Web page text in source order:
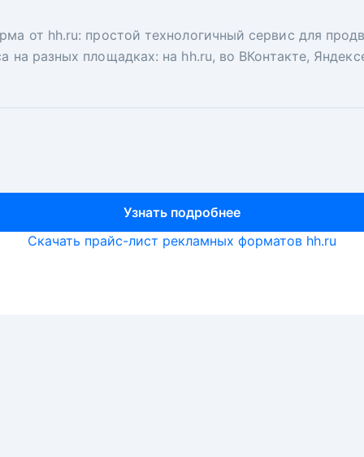
от hh.ru: простой технологичный сервис для
на разных площадках: на hh.ru, во ВКонтакте,
Узнать подробнее
вакансий на главной странице hh.ru.
ключ. Решите, сколько кандидатов и когда вам
рекрутеры и проектные менеджеры hh.ru с
Узнать подробнее
Скачать прайс-лист рекламных форматов hh.ru